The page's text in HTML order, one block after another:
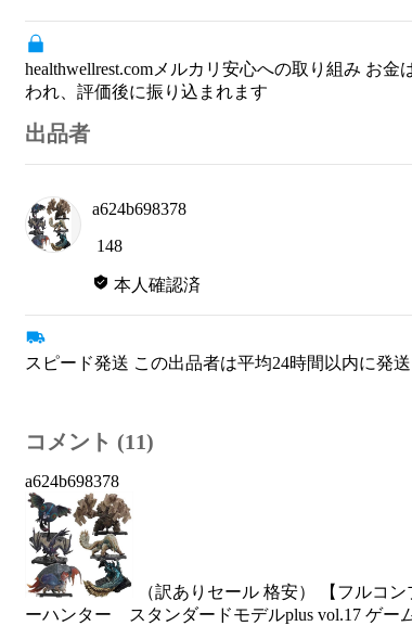
healthwellrest.comメルカリ安心への取り組み お金
われ、評価後に振り込まれます
出品者
a624b698378
148
本人確認済
スピード発送 この出品者は平均24時間以内に発
コメント (11)
a624b698378
（訳ありセール 格安） 【フルコ
ーハンター スタンダードモデルplus vol.17 ゲー